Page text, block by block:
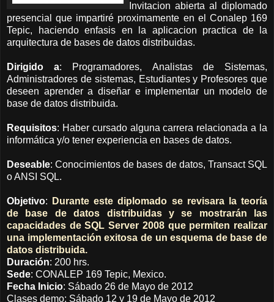
Invitacion abierta al diplomado
presencial que impartiré proximamente en el Conalep 169
Tepic, haciendo enfasis en la aplicacion practica de la
arquitectura de bases de datos distribuidas.
Dirigido a: Programadores, Analistas de Sistemas,
Administradores de sistemas, Estudiantes y Profesores que
deseen aprender a diseñar e implementar un modelo de
base de datos distribuida.
Requisitos: Haber cursado alguna carrera relacionada a la
informática y/o tener experiencia en bases de datos.
Deseable: Conocimientos de bases de datos, Transact SQL
o ANSI SQL.
Objetivo:
Durante este diplomado se revisara la teoría
de base de datos distribuidas y se mostrarán las
capacidades de SQL Server 2008 que permiten realizar
una implementación exitosa de un esquema de base de
datos distribuida.
Duración: 200 hrs.
Sede: CONALEP 169 Tepic, Mexico.
Fecha Inicio: Sábado 26 de Mayo de 2012
Clases demo: Sábado 12 y 19 de Mayo de 2012